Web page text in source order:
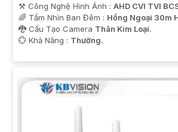
⚒ Công Nghệ Hình Ảnh : AHD CVI TVI
🌈 Tầm Nhìn Ban Đêm : Hồng Ngoại 30m
🐉️ Cấu Tạo Camera Thân Kim Loại.
️💮 Khả Năng : Thường.